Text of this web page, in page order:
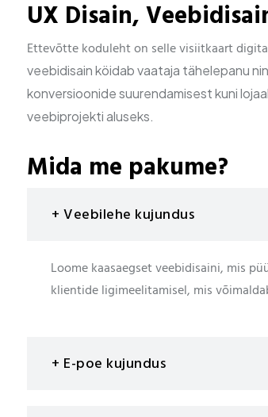
UX Disain,
Ettevõtte koduleht on selle visiitkaart
veebidisain köidab vaataja tähelepanu
konversioonidesuurendamisest kuni
veebiprojekti aluseks.
Mida me pakume?
+ Veebilehe kujundus
Loome kaasaegset veebidisaini, mis
klientide ligimeelitamisel, mis
+ E-poe kujundus